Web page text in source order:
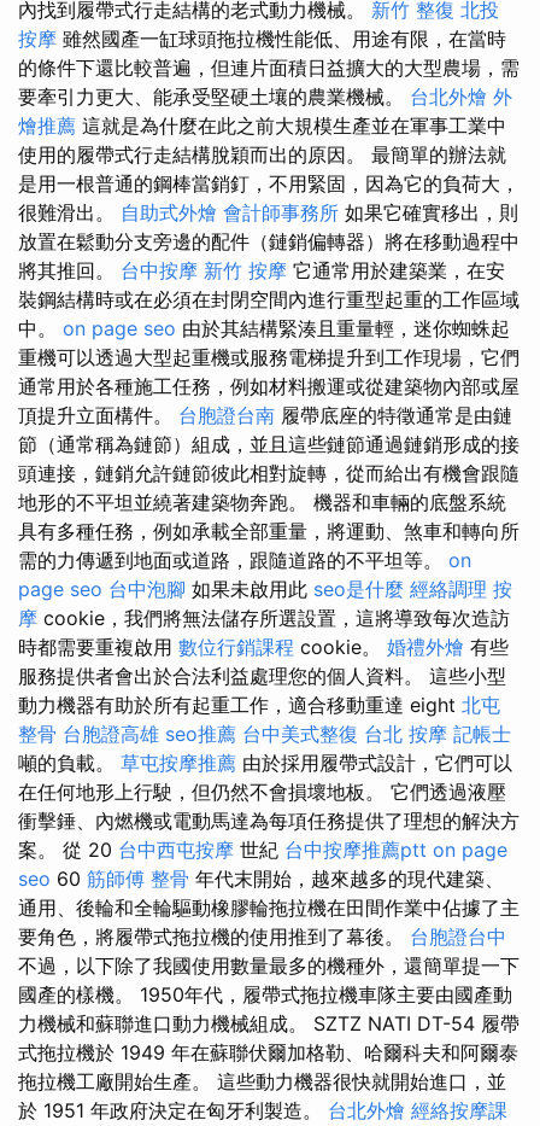
內找到履帶式行走結構的老式動力機械。 新竹 整復 北投
按摩 雖然國產一缸球頭拖拉機性能低、用途有限，在當時
的條件下還比較普遍，但連片面積日益擴大的大型農場，需
要牽引力更大、能承受堅硬土壤的農業機械。 台北外燴 外
燴推薦 這就是為什麼在此之前大規模生產並在軍事工業中
使用的履帶式行走結構脫穎而出的原因。 最簡單的辦法就
是用一根普通的鋼棒當銷釘，不用緊固，因為它的負荷大，
很難滑出。 自助式外燴 會計師事務所 如果它確實移出，則
放置在鬆動分支旁邊的配件（鏈銷偏轉器）將在移動過程中
將其推回。 台中按摩 新竹 按摩 它通常用於建築業，在安
裝鋼結構時或在必須在封閉空間內進行重型起重的工作區域
中。 on page seo 由於其結構緊湊且重量輕，迷你蜘蛛起
重機可以透過大型起重機或服務電梯提升到工作現場，它們
通常用於各種施工任務，例如材料搬運或從建築物內部或屋
頂提升立面構件。 台胞證台南 履帶底座的特徵通常是由鏈
節（通常稱為鏈節）組成，並且這些鏈節通過鏈銷形成的接
頭連接，鏈銷允許鏈節彼此相對旋轉，從而給出有機會跟隨
地形的不平坦並繞著建築物奔跑。 機器和車輛的底盤系統
具有多種任務，例如承載全部重量，將運動、煞車和轉向所
需的力傳遞到地面或道路，跟隨道路的不平坦等。 on
page seo 台中泡腳 如果未啟用此 seo是什麼 經絡調理 按
摩 cookie，我們將無法儲存所選設置，這將導致每次造訪
時都需要重複啟用 數位行銷課程 cookie。 婚禮外燴 有些
服務提供者會出於合法利益處理您的個人資料。 這些小型
動力機器有助於所有起重工作，適合移動重達 eight 北屯
整骨 台胞證高雄 seo推薦 台中美式整復 台北 按摩 記帳士
噸的負載。 草屯按摩推薦 由於採用履帶式設計，它們可以
在任何地形上行駛，但仍然不會損壞地板。 它們透過液壓
衝擊錘、內燃機或電動馬達為每項任務提供了理想的解決方
案。 從 20 台中西屯按摩 世紀 台中按摩推薦ptt on page
seo 60 筋師傅 整骨 年代末開始，越來越多的現代建築、
通用、後輪和全輪驅動橡膠輪拖拉機在田間作業中佔據了主
要角色，將履帶式拖拉機的使用推到了幕後。 台胞證台中
不過，以下除了我國使用數量最多的機種外，還簡單提一下
國產的樣機。 1950年代，履帶式拖拉機車隊主要由國產動
力機械和蘇聯進口動力機械組成。 SZTZ NATI DT-54 履帶
式拖拉機於 1949 年在蘇聯伏爾加格勒、哈爾科夫和阿爾泰
拖拉機工廠開始生產。 這些動力機器很快就開始進口，並
於 1951 年政府決定在匈牙利製造。 台北外燴 經絡按摩課